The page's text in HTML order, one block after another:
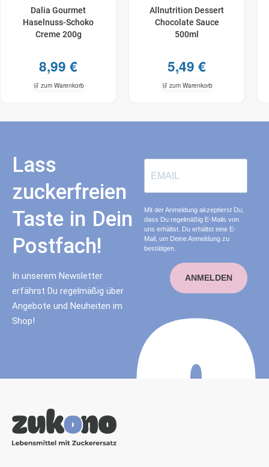
Dalia Gourmet
Haselnuss-​Schoko
Creme 200g
8,99 €
🛒 zum Warenkorb
Allnutrition Dessert
Chocolate Sauce
500ml
5,49 €
🛒 zum Warenkorb
Lass
zuckerfreien
Taste in Dein
Postfach!
In unserem Newsletter
erfährst Du regelmäßig über
Angebote und Neuheiten im
Shop!
Mit der Anmeldung akzeptierst Du,
dass Du regelmäßig E-Mails von
uns erhältst. Du erhältst eine E-
Mail, um Deine Anmeldung zu
bestätigen.
ANMELDEN